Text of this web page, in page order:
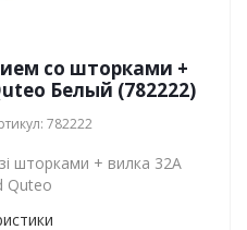
со шторками +
Белый (782222)
782222
шторками + вилка 32А
Quteo